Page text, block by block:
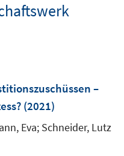
–
(2021)
Eva; Schneider, Lutz